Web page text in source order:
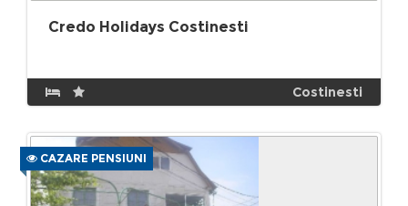
Credo Holidays Costinesti
Costinesti
CAZARE PENSIUNI